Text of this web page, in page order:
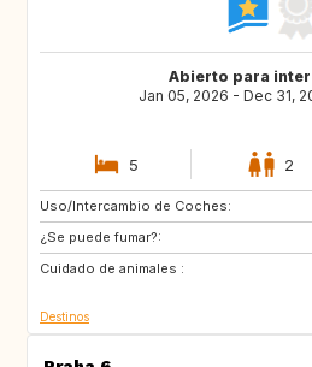
Abierto para
Jan 05, 2026 - Dec 31,
5 2
Uso/Intercambio de Coches:
¿Se puede fumar?:
Cuidado de animales :
NL
PT
IT
Destinos